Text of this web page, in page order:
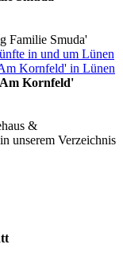
Familie Smuda'
in und um Lünen
Kornfeld'
&
unserem Verzeichnis